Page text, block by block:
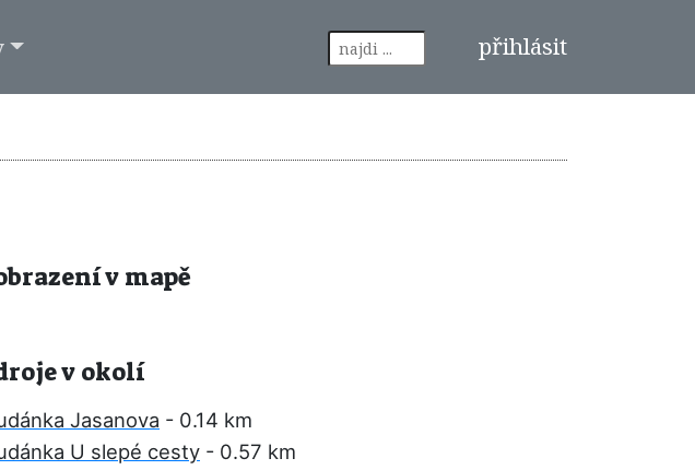
přihlásit
v mapě
v okolí
Jasanova - 0.14 km
U slepé cesty - 0.57 km